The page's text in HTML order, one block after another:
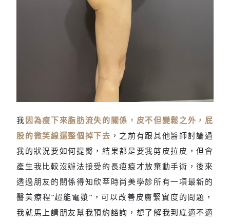
不只臀部微笑線下垂，還
很凹
我因為瘦下來脂肪流失的關係，皮不但變鬆之外，屁
股的微笑線還整個掉下去 ，之前有跟其他醫師討論過
我的狀況要如何提臀，結果都是要我剪皮拉皮，但會
產生我比較沒辦法接受的長疤痕才放棄動手術，後來
透過朋友的關係得知欣莘時尚美學診所有一項最新的
醫美療程”超能電漿”，可以改善皮膚緊實度的問題，
我就馬上請朋友幫我預約諮詢，想了解我到底適不適